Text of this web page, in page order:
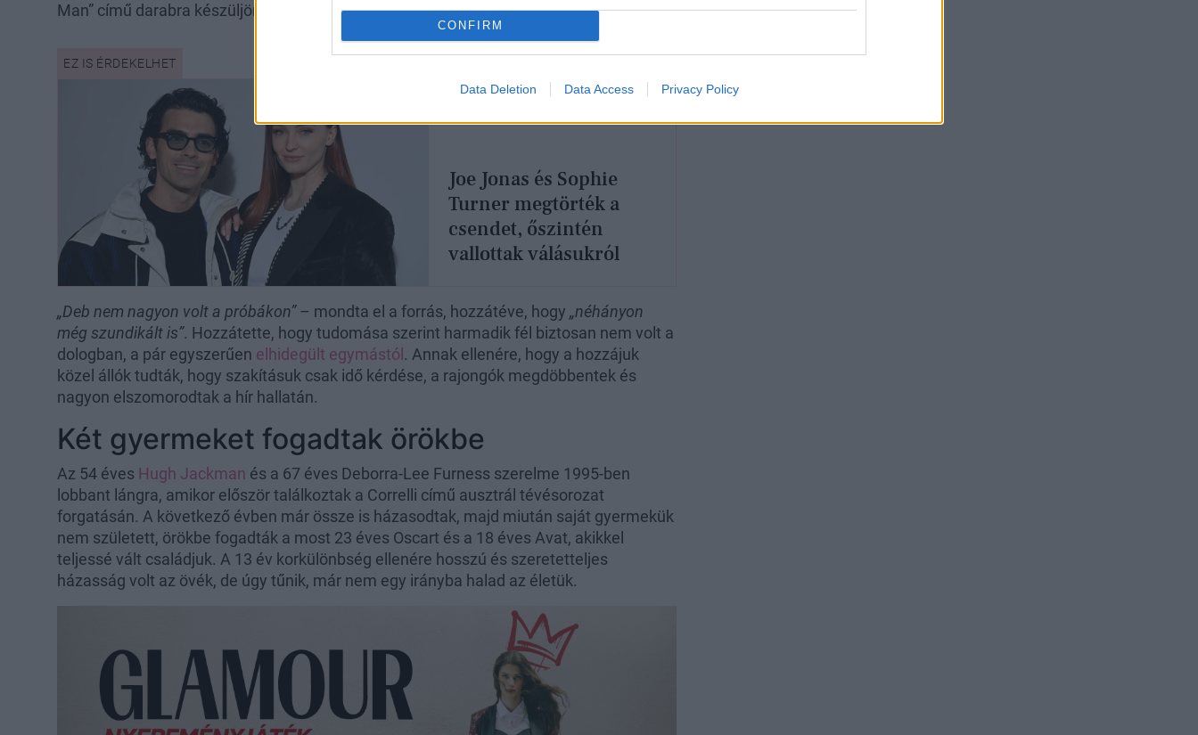
CONFIRM
Data Deletion Data Access Privacy Policy
Man” című darabra készüljön.
Joe Jonas és Sophie
Turner megtörték a
csendet, őszintén
vallottak válásukról
„Deb nem nagyon volt a próbákon”– mondta el a forrás, hozzátéve, hogy „néhányon
még szundikált is”. Hozzátette, hogy tudomása szerint harmadik fél biztosan nem volt a
dologban, a pár egyszerűen elhidegült egymástól . Annak ellenére, hogy a hozzájuk
közel állók tudták, hogy szakításuk csak idő kérdése, a rajongók megdöbbentek és
nagyon elszomorodtak a hír hallatán.
Két gyermeket fogadtak örökbe
Az 54 éves Hugh Jackman és a 67 éves Deborra-Lee Furness szerelme 1995-ben
lobbant lángra, amikor először találkoztak a Correlli című ausztrál tévésorozat
forgatásán. A következő évben már össze is házasodtak, majd miután saját gyermekük
nem született, örökbe fogadták a most 23 éves Oscart és a 18 éves Avat, akikkel
teljessé vált családjuk. A 13 év korkülönbség ellenére hosszú és szeretetteljes
házasság volt az övék, de úgy tűnik, már nem egy irányba halad az életük.